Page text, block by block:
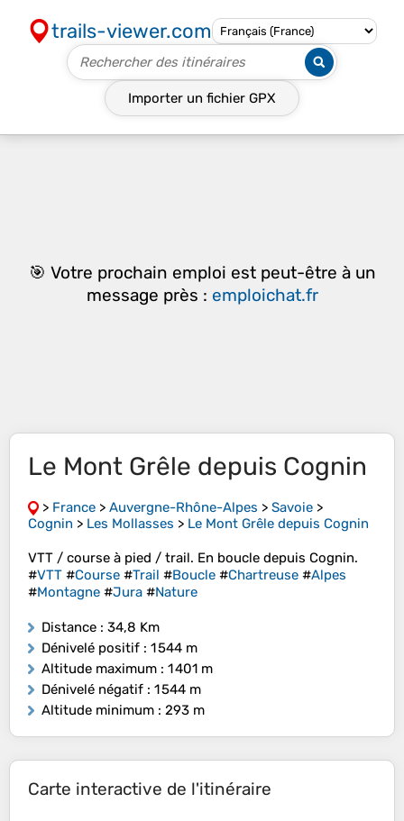
trails-viewer.com
Importer un fichier GPX
🎯 Votre prochain emploi est peut-être à un
message près : emploichat.fr
Le Mont Grêle depuis Cognin
> France > Auvergne-Rhône-Alpes > Savoie >
Cognin > Les Mollasses > Le Mont Grêle depuis Cognin
VTT / course à pied / trail. En boucle depuis Cognin.
#VTT #Course #Trail #Boucle #Chartreuse #Alpes
#Montagne #Jura #Nature
Distance : 34,8 Km
Dénivelé positif : 1 544 m
Altitude maximum : 1 401 m
Dénivelé négatif : 1 544 m
Altitude minimum : 293 m
Carte interactive de l'itinéraire